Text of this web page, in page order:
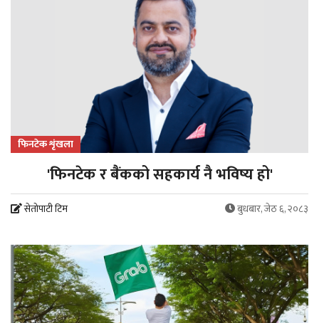
फिनटेक शृंखला
'फिनटेक र बैंकको सहकार्य नै भविष्य हो'
सेतोपाटी टिम बुधबार, जेठ ६, २०८३